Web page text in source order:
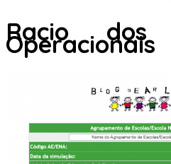
Racio dos
Operacionais